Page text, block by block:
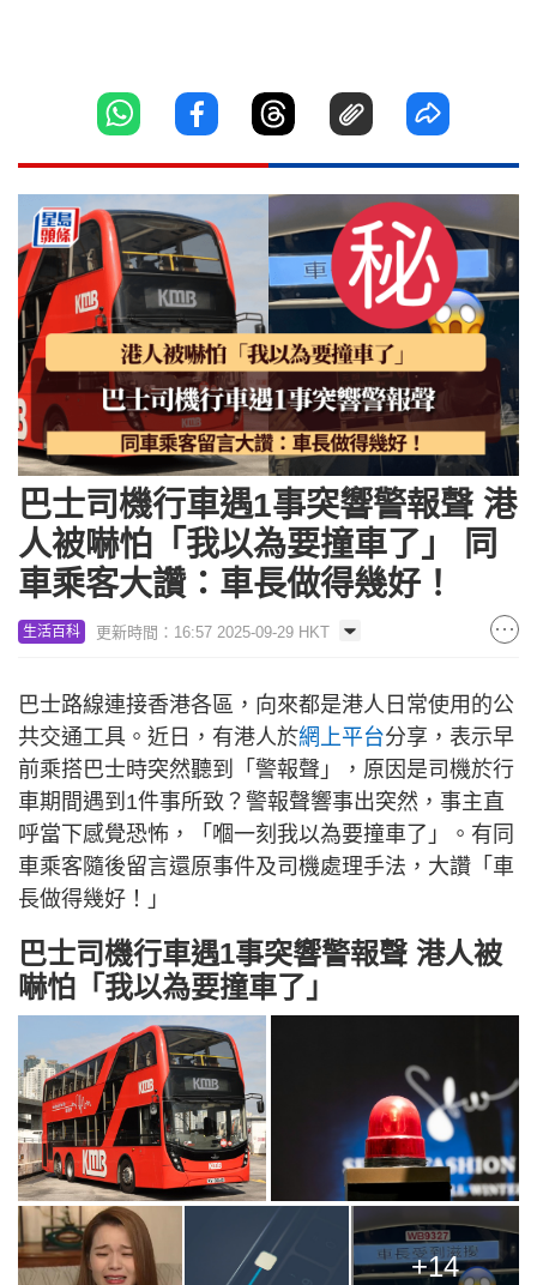
巴士司機行車遇1事突響警報聲 港
人被嚇怕「我以為要撞車了」 同
車乘客大讚：車長做得幾好！
生活百科 更新時間：16:57 2025-09-29 HKT
巴士路線連接香港各區，向來都是港人日常使用的公
共交通工具。近日，有港人於網上平台分享，表示早
前乘搭巴士時突然聽到「警報聲」，原因是司機於行
車期間遇到1件事所致？警報聲響事出突然，事主直
呼當下感覺恐怖，「嗰一刻我以為要撞車了」。有同
車乘客隨後留言還原事件及司機處理手法，大讚「車
長做得幾好！」
巴士司機行車遇1事突響警報聲 港人被
嚇怕「我以為要撞車了」
+14